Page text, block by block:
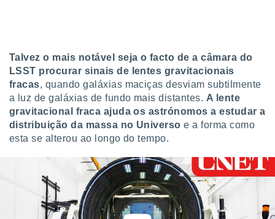
Talvez o mais notável seja o facto de a câmara do
LSST procurar sinais de lentes gravitacionais
fracas, quando galáxias maciças desviam subtilmente
a luz de galáxias de fundo mais distantes. A lente
gravitacional fraca ajuda os astrónomos a estudar a
distribuição da massa no Universo e a forma como
esta se alterou ao longo do tempo.